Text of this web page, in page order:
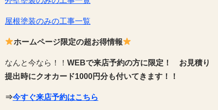
屋根塗装のみの工事一覧
ホームページ限定の超お得情報
なんと今なら！！ WEBで来店予約の方に限定！
お見積り
提出時にクオカード1000円分も付いてきます！！
⇒今すぐ来店予約はこちら